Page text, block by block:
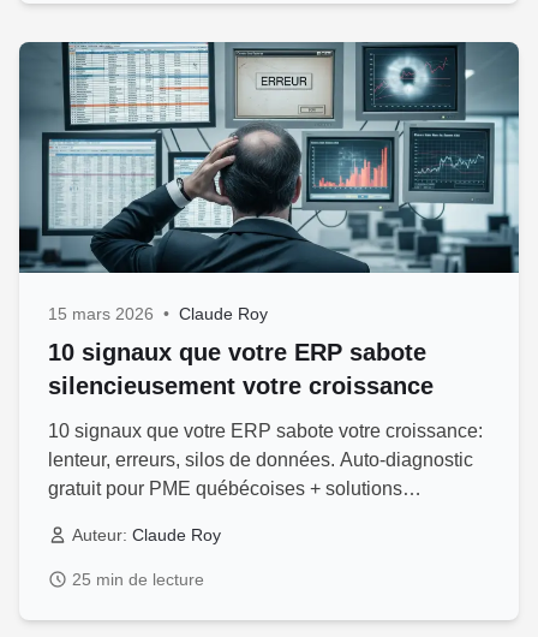
15 mars 2026 • Claude Roy
10 signaux que votre ERP sabote
silencieusement votre croissance
10 signaux que votre ERP sabote votre croissance:
lenteur, erreurs, silos de données. Auto-diagnostic
gratuit pour PME québécoises + solutions
Auteur: Claude Roy
25 min de lecture